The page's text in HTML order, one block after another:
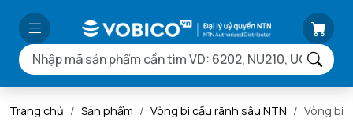
Trang chủ Sản phẩm Vòng bi cầu rãnh sâu NTN Vòng bi